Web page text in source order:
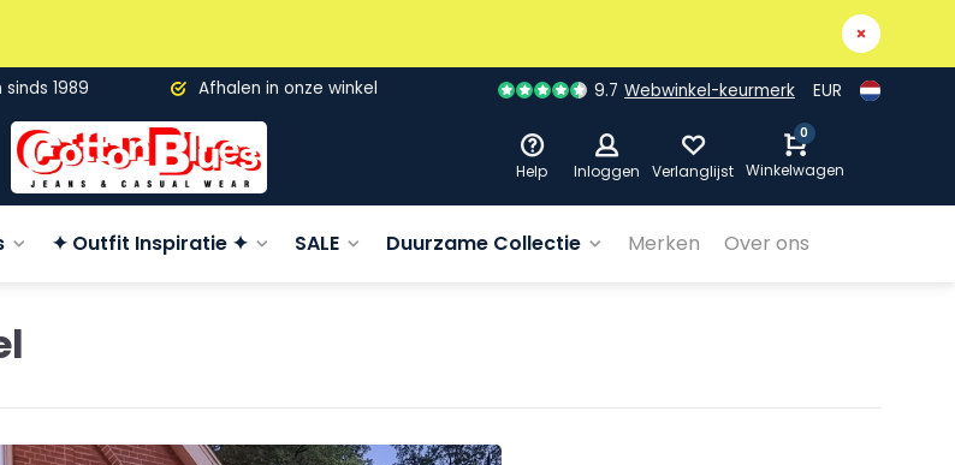
1989 Afhalen in onze winkel 9.7 Webwinkel-keurmerk EUR
Help Inloggen Verlanglijst
0
Winkelwagen
✦ Outfit Inspiratie ✦ SALE Duurzame Collectie Merken Over ons